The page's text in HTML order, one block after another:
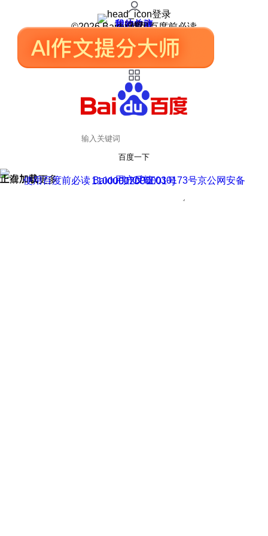
登录
我的关注
我的收藏
皮肤中心
用户反馈
设置
©2026 Baidu 使用百度前必读
百度一下
正在加载
上滑加载更多 用户反馈
使用百度前必读 Baidu 京ICP证030173号
京公网安备11000002000001号